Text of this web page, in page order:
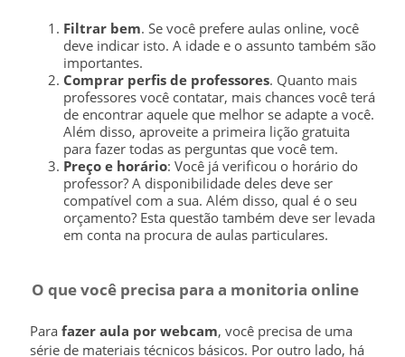
Filtrar bem. Se você prefere aulas online, você
deve indicar isto. A idade e o assunto também são
importantes.
Comprar perfis de professores. Quanto mais
professores você contatar, mais chances você terá
de encontrar aquele que melhor se adapte a você.
Além disso, aproveite a primeira lição gratuita
para fazer todas as perguntas que você tem.
Preço e horário: Você já verificou o horário do
professor? A disponibilidade deles deve ser
compatível com a sua. Além disso, qual é o seu
orçamento? Esta questão também deve ser levada
em conta na procura de aulas particulares.
O que você precisa para a monitoria online
Para fazer aula por webcam, você precisa de uma
série de materiais técnicos básicos. Por outro lado, há